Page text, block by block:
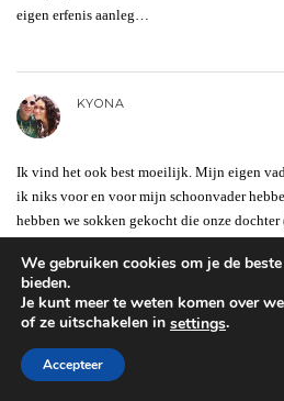
eigen erfenis aanleg…
KYONA
Ik vind het ook best moeilijk. Mijn eigen
ik niks voor en voor mijn schoonvader
hebben we sokken gekocht die onze
koffiemok met een foto van mijn dochter
allerliefste papa” er op omdat ie dat echt
voetje van mijn dochter in gips. Hoop dat ie
We gebruiken cookies om je de
bieden.
Je kunt meer te weten komen over
of ze uitschakelen in settings.
Accepteer